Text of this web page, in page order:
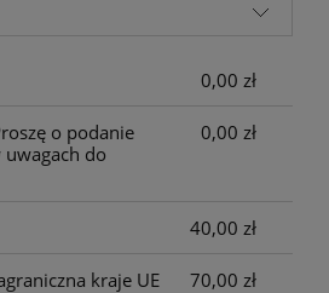
0,00 zł
o podanie
do
0,00 zł
40,00 zł
kraje UE 70,00 zł